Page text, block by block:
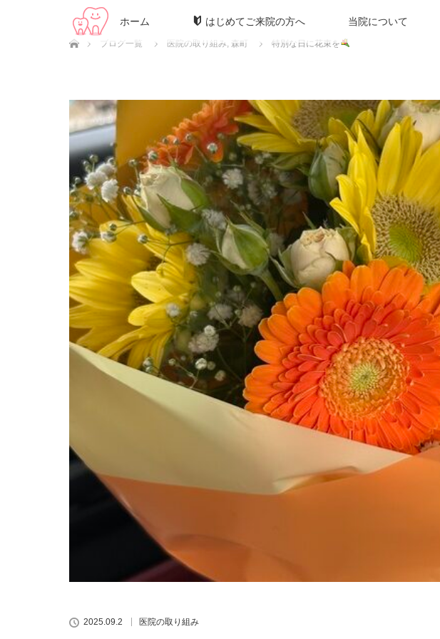
ホーム はじめてご来院の方へ 当院について
ホーム
ブログ一覧
医院の取り組み, 森町 特別な日に花束を
2025.09.2 医院の取り組み